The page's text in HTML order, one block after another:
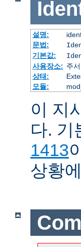
설명:
문법:
기본값:
사용장소: 주
상태:
모듈:
이 지
다. 기
1413
상황